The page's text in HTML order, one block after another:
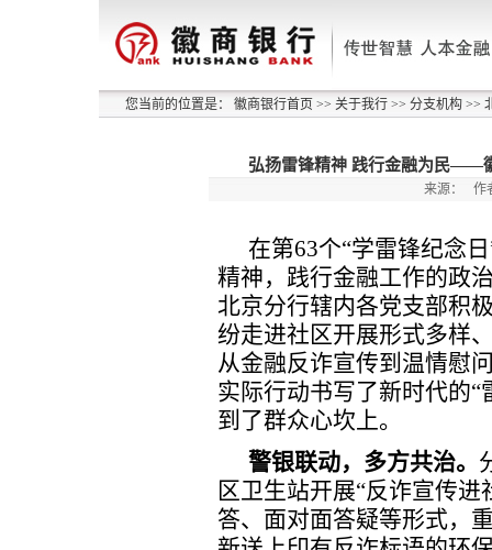
您当前的位置是： 徽商银行首页 >> 关于我行 >> 分支机构 >>
弘扬雷锋精神 践行金融为民——
来源： 作